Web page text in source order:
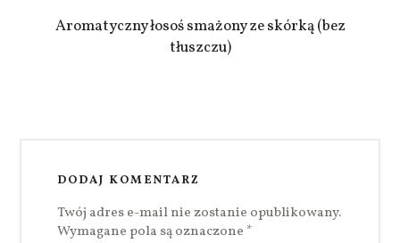
Aromatyczny łosoś smażony ze skórką (bez
tłuszczu)
DODAJ KOMENTARZ
Twój adres e-mail nie zostanie opublikowany.
Wymagane pola są oznaczone *